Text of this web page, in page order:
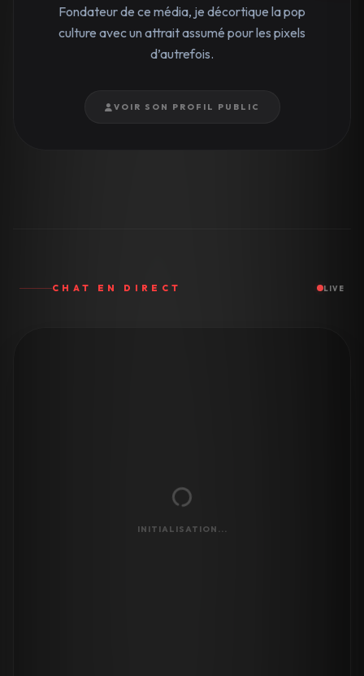
Fondateur de ce média, je décortique la pop
culture avec un attrait assumé pour les pixels
d’autrefois.
VOIR SON PROFIL PUBLIC
CHAT EN DIRECT LIVE
INITIALISATION...